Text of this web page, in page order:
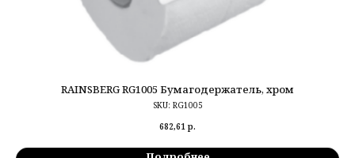
RAINSBERG RG1005 Бумагодержатель, хром
SKU: RG1005
682,61 р.